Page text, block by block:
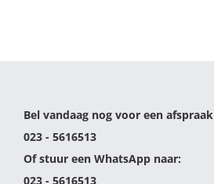
Bel vandaag nog voor een afspraak
023 - 5616513
Of stuur een WhatsApp naar:
023 - 5616513